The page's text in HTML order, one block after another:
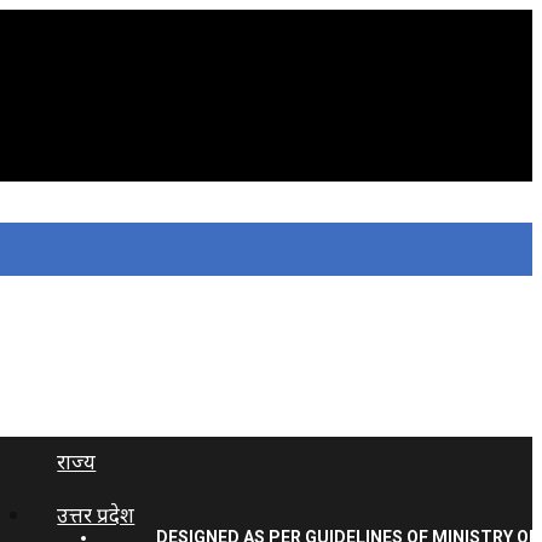
राज्य
उत्तर प्रदेश
DESIGNED AS PER GUIDELINES OF MINISTRY OF